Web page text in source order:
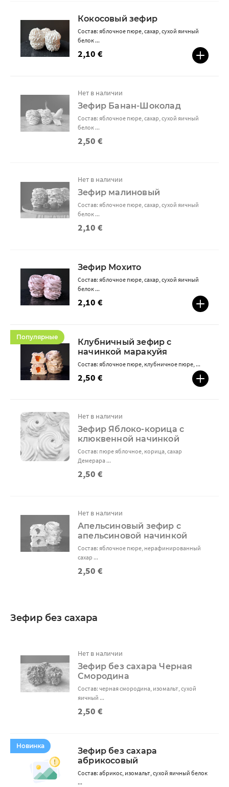
Кокосовый зефир
2,10 €
Состав: яблочное пюре, сахар, сухой яичный
белок ...
Зефир Банан-Шоколад
2,50 €
Нет в наличии
Состав: яблочное пюре, сахар, сухой яичный
белок ...
Зефир малиновый
2,10 €
Нет в наличии
Состав: яблочное пюре, сахар, сухой яичный
белок ...
Зефир Мохито
2,10 €
Состав: яблочное пюре, сахар, сухой яичный
белок ...
Популярные
Клубничный зефир с
начинкой маракуйя
2,50 €
Состав: яблочное пюре, клубничное пюре, ...
Зефир Яблоко-корица с
клюквенной начинкой
2,50 €
Нет в наличии
Состав: пюре яблочное, корица, сахар
Демерара ...
Апельсиновый зефир с
апельсиновой начинкой
2,50 €
Нет в наличии
Состав: яблочное пюре, нерафинированный
сахар ...
Зефир без сахара
Зефир без сахара Черная
Смородина
2,50 €
Нет в наличии
Состав: черная смородина, изомальт, сухой
яичный ...
Новинка
Зефир без сахара
абрикосовый
Состав: абрикос, изомальт, сухой яичный белок
...